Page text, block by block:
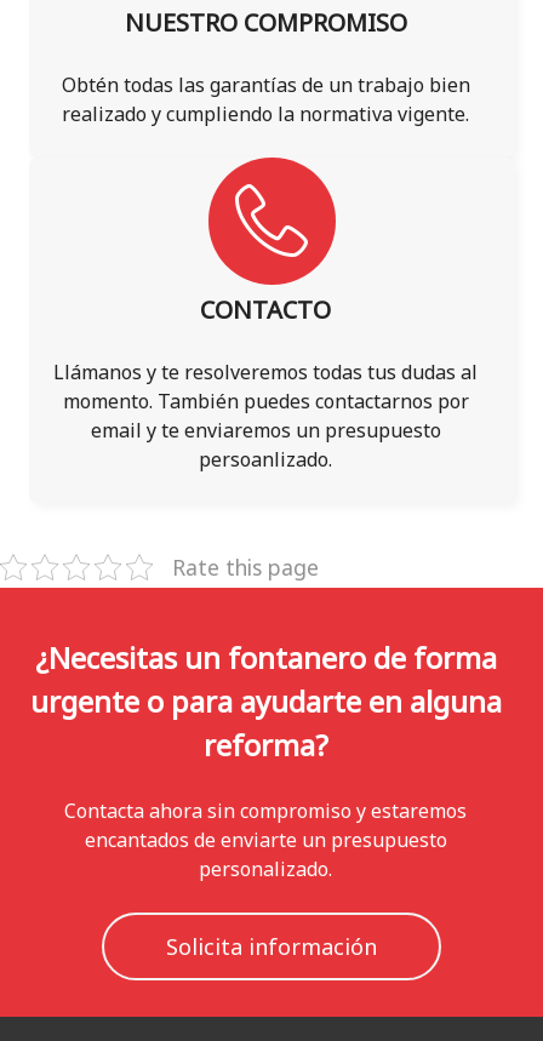
NUESTRO COMPROMISO
Obtén todas las garantías de un trabajo bien
realizado y cumpliendo la normativa vigente.
CONTACTO
Llámanos y te resolveremos todas tus dudas al
momento. También puedes contactarnos por
email y te enviaremos un presupuesto
persoanlizado.
Rate this page
¿Necesitas un fontanero de forma
urgente o para ayudarte en alguna
reforma?
Contacta ahora sin compromiso y estaremos
encantados de enviarte un presupuesto
personalizado.
Solicita información